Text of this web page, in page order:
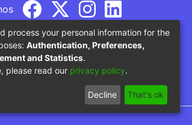
Ministerio de Educación
process your personal information for the
Authentication, Preferences,
and Statistics.
please read our privacy policy.
Decline That's ok